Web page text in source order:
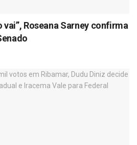
vai”, Roseana Sarney confirma